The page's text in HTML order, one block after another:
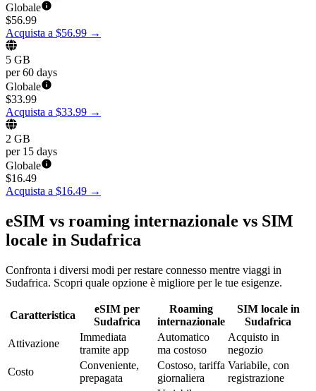
Globale
$56.99
Acquista a $56.99 →
5 GB
per 60 days
Globale
$33.99
Acquista a $33.99 →
2 GB
per 15 days
Globale
$16.49
Acquista a $16.49 →
eSIM vs roaming internazionale vs SIM
locale in Sudafrica
Confronta i diversi modi per restare connesso mentre viaggi in
Sudafrica. Scopri quale opzione è migliore per le tue esigenze.
Caratteristica
eSIM per
Sudafrica
Roaming
internazionale
SIM locale in
Sudafrica
Attivazione
Immediata
tramite app
Automatico
ma costoso
Acquisto in
negozio
Costo
Conveniente,
prepagata
Costoso, tariffa
giornaliera
Variabile, con
registrazione